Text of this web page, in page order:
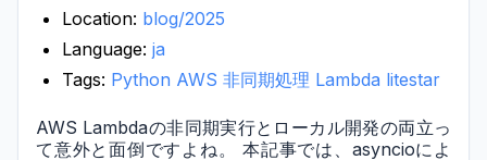
Location: blog/2025
Language: ja
Tags: Python AWS 非同期処理 Lambda litestar
AWS Lambdaの非同期実行とローカル開発の両立っ
て意外と面倒ですよね。 本記事では、asyncioによ